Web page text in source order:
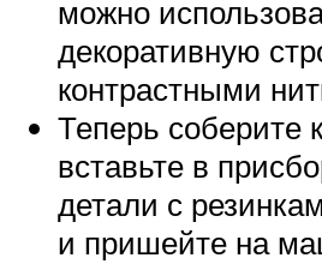
можно
декоративную
контрастными
Теперь соберите
вставьте в
детали с
и пришейте на